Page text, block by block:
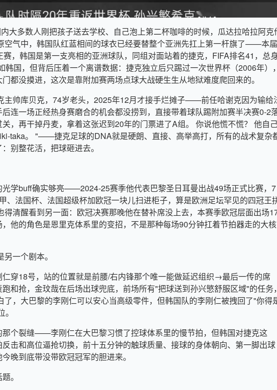
大多数人刚把孩子送去学校、自己泡上第二杯咖啡的时候，瓜达拉哈拉阿克
空气中，韩国队红蓝相间的球衣已经要替整个亚洲先扛上第一杆旗了——本届
，韩国是第一支亮相的亚洲球队，同组对面站着的捷克，FIFA排名41，总
韩国，但背后压着一个离谱数据：捷克独立后只踢过一次世界杯（2006年），
都没摸进，这次是靠附加赛两场点球大战硬生生从地狱难度爬回来的。
主帅库贝克，74岁老头，2025年12月才接手烂摊子——前任哈谢克因为输给
连一场正经热身赛磨合的机会都没捞到，直接带着球队踢附加赛半决赛0-2
，再干掉丹麦，拿着这张迟到20年的门票进了A组。 你说他慌不慌？ 他自
taka。 "——捷克足球的DNA就是硬朗、直接、高举高打，所有的战术复杂
别整花活，把球砸进去。
光学buff确实够亮——2024-25赛季他代表巴黎圣日耳曼出战49场正式比赛，7
、法国杯、法国超级杯加欧冠一块儿扫进柜子，算是欧洲足坛罕见的四冠王
得清醒看到另一面：欧冠决赛那晚他在替补席没上去，本赛季欧冠层面出场
他的角色是恩里克体系里的变招，不是那种每场90分钟扛着节拍器走的大核
一个剧本。
穿18号，站的位置就是前腰/右内锋那个唯一能做延迟组织→最后一传的席
和抢，金玟哉在后场出球兜底，前场所有"把球送到孙兴慜舒服区域"的任务，
了，大巴黎的李刚仁可以安心当高级零件，但韩国队的李刚仁被拽回了"你得
那个裂缝——李刚仁在大巴黎习惯了控球体系里的慢节拍，但韩国对捷克这
击和高位逼抢切换，前十五分钟的触球质量、接球的身体朝向、第一脚出球
晚到底带没带欧冠冠军的胆进来。
。